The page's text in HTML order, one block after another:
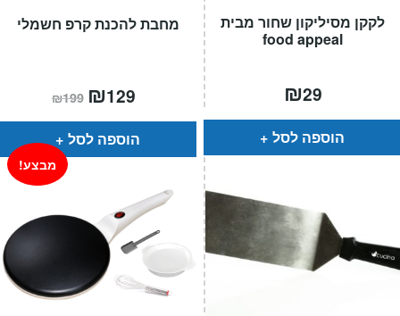
מחבת להכנת קרפ חשמלי
₪199 המחיר
המקורי
היה:
₪199.
₪129
הוא:
הוספה לסל
לקקן מסיליקון שחור מבית
food appeal
₪29
הוספה לסל
מבצע!